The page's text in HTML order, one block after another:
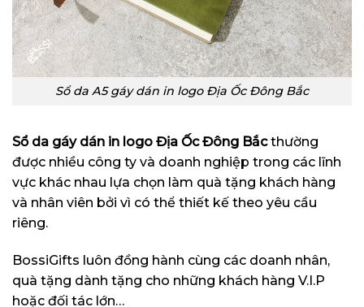
Sổ da A5 gáy dán in logo Địa Ốc Đông Bắc
Sổ da gáy dán in logo Địa Ốc Đông Bắcthường
được nhiều công ty và doanh nghiệp trong các lĩnh
vực khác nhau lựa chọn làm quà tặng khách hàng
và nhân viên bởi vì có thể thiết kế theo yêu cầu
riêng.
BossiGifts luôn đồng hành cùng các doanh nhân,
quà tặng dành tặng cho những khách hàng V.I.P
hoặc đối tác lớn…